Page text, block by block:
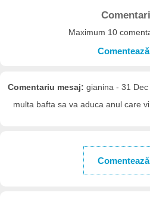
Maximum 10
Comentariu mesaj: gianina - 31
multa bafta sa va aduca anul care